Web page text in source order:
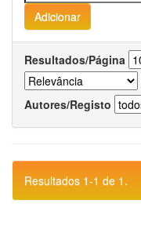
Resultados/Página
Autores/Registo
Resultados 1-1 de 1.